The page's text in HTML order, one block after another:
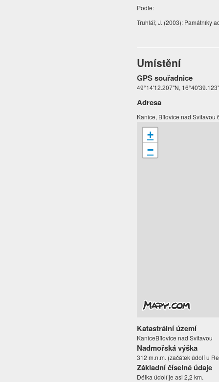
Podle:
Truhlář, J. (2003): Památníky
Umístění
GPS souřadnice
49°14'12.207"N,
Adresa
Kanice, Bílovice nad Svitavou
+
−
Katastrální území
KaniceBílovice nad Svitavou
Nadmořská výška
312 m.n.m. (začátek údolí u
Základní číselné údaje
Délka údolí je asi 2,2 km.